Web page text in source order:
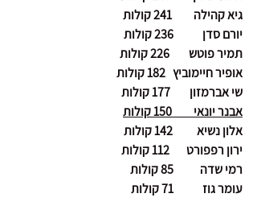
גיא קהילה         241 קולות
יורם סדן            236 קולות
תמיר פוטש        226 קולות
אופיר חיימוביץ   182 קולות
שי אברמזון        177 קולות
אבנר יונאי         150 קולות
אלון נשיא          142 קולות
ירון רפפורט       112 קולות
רמי שדה           85 קולות
עומר גוז            71 קולות